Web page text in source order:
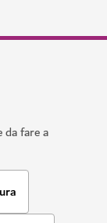
fare a